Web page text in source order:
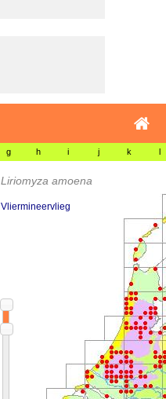
g h i j k l
Liriomyza amoena
Vliermineervlieg